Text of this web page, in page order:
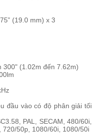
(19.0 mm) x 3
300" (1.02m đến 7.62m)
đầu vào có độ phân giải tối
PAL, SECAM, 480/60i,
50p, 1080/60i, 1080/50i